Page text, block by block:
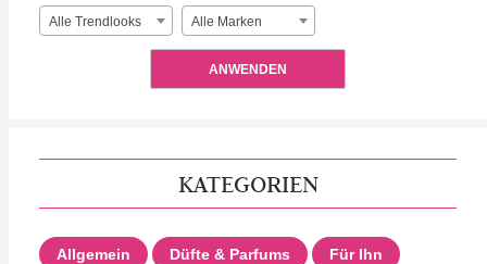
Alle Trendlooks Alle Marken
ANWENDEN
KATEGORIEN
Allgemein Düfte & Parfums Für Ihn